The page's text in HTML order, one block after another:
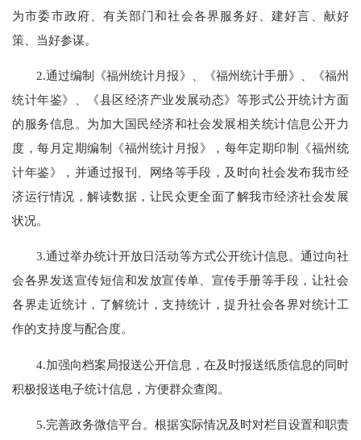
为市委市政府、有关部门和社会各界服务好、建好言、献好
策、当好参谋。
2.通过编制
《福州统计月报》、《福州统计手册》、《福州
统计年鉴》、《县区经济产业发展动态》 等形式公开统计方面
的服务信息。为加大国民经济和社会发展相关统计信息公开力
度，每月定期编制
《福州 统计月报》 ，每年定期印制 《福州 统
计年鉴》
，并通过报刊、网络等手段，及时向社会发布我市经
济运行情况，解读数据，让民众更全面了解我市经济社会发展
状况。
3.通过举办统计开放日活动等方式公开统计信息。通过向社
会各界发送宣传短信和发放宣传单、宣传手册等手段，让社会
各界走近统计，了解统计，支持统计，提升社会各界对统计工
作的支持度与配合度。
4.加强向档案局报送公开信息，在及时报送纸质信息的同时
积极报送电子统计信息，方便群众查阅。
5.完善政务微信平台。根据实际情况及时对栏目设置和职责